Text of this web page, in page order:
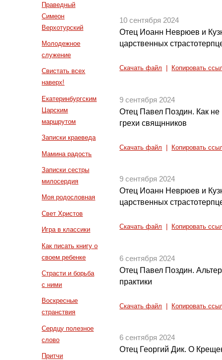
Праведный
Симеон
Верхотурский
Молодежное
служение
Свистать всех
наверх!
Екатеринбургским
Царским
маршрутом
Записки краеведа
Мамина радость
Записки сестры
милосердия
Моя родословная
Свет Христов
Игра в классики
Как писать книгу о
своем ребенке
Страсти и борьба
с ними
Воскресные
странствия
Сердцу полезное
слово
Притчи
10 сентября 2024
Отец Иоанн Неврюев и
царственных
Скачать файл Копировать
9 сентября 2024
Отец Павел Поздин. Как не
грехи свящнников
Скачать файл Копировать
9 сентября 2024
Отец Иоанн Неврюев и
царственных
Скачать файл Копировать
6 сентября 2024
Отец Павел Поздин.
практики
Скачать файл Копировать
6 сентября 2024
Отец Георгий Дик. О